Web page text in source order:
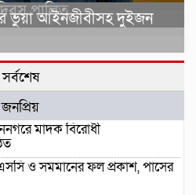
পা‌লিত
ভুয়া আইনজীবীসহ দুইজন
সর্বশেষ
জনপ্রিয়
মাদক বিরোধী
ও সমমানের ফল প্রকাশ, পাসের